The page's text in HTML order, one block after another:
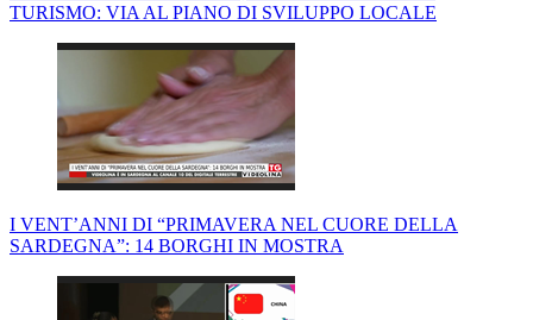
TURISMO: VIA AL PIANO DI SVILUPPO LOCALE
I VENT’ANNI DI “PRIMAVERA NEL CUORE DELLA
SARDEGNA”: 14 BORGHI IN MOSTRA